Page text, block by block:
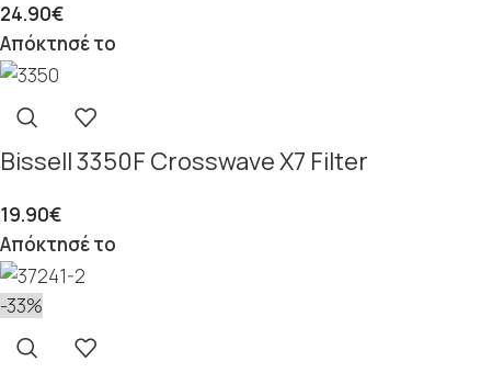
24.90€
Απόκτησέ το
Bissell 3350F Crosswave X7 Filter
19.90€
Απόκτησέ το
-33%